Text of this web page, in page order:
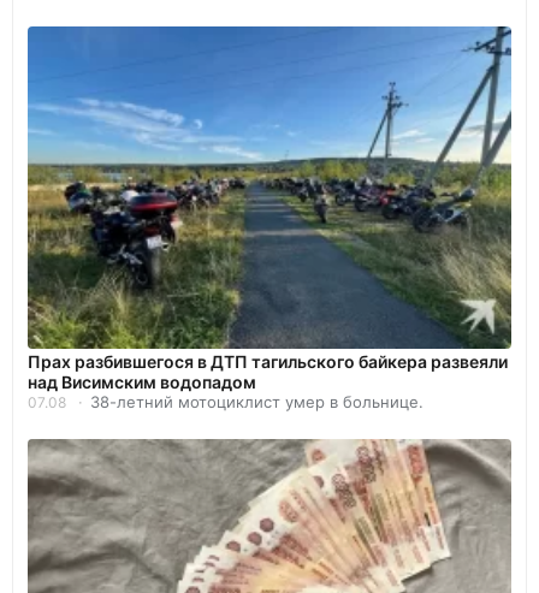
Прах разбившегося в ДТП тагильского байкера развеяли
над Висимским водопадом
07.08 38-летний мотоциклист умер в больнице.